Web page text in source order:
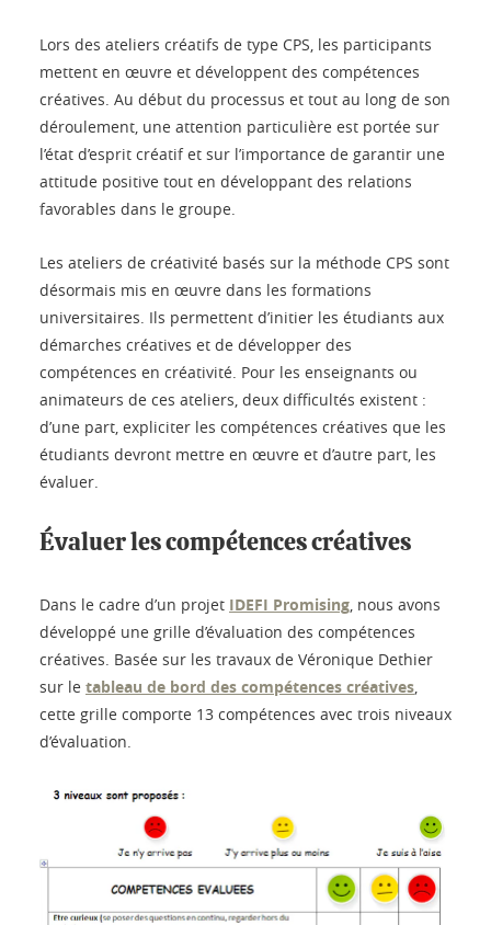
Lors des ateliers créatifs de type CPS, les participants
mettent en œuvre et développent des compétences
créatives. Au début du processus et tout au long de son
déroulement, une attention particulière est portée sur
l’état d’esprit créatif et sur l’importance de garantir une
attitude positive tout en développant des relations
favorables dans le groupe.
Les ateliers de créativité basés sur la méthode CPS sont
désormais mis en œuvre dans les formations
universitaires. Ils permettent d’initier les étudiants aux
démarches créatives et de développer des
compétences en créativité. Pour les enseignants ou
animateurs de ces ateliers, deux difficultés existent :
d’une part, expliciter les compétences créatives que les
étudiants devront mettre en œuvre et d’autre part, les
évaluer.
Évaluer les compétences créatives
Dans le cadre d’un projet IDEFI Promising, nous avons
développé une grille d’évaluation des compétences
créatives. Basée sur les travaux de Véronique Dethier
sur le tableau de bord des compétences créatives,
cette grille comporte 13 compétences avec trois niveaux
d’évaluation.